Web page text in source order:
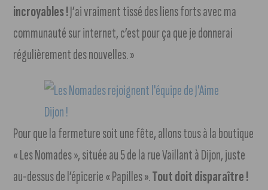
incroyables !J’ai vraiment tissé des liens forts avec ma
communauté sur internet, c’est pour ça que je donnerai
régulièrement des nouvelles. »
Pour que la fermeture soit une fête, allons tous à la boutique
« Les Nomades », située au 5 de la rue Vaillant à Dijon, juste
au-dessus de l’épicerie « Papilles ».Tout doit disparaître !